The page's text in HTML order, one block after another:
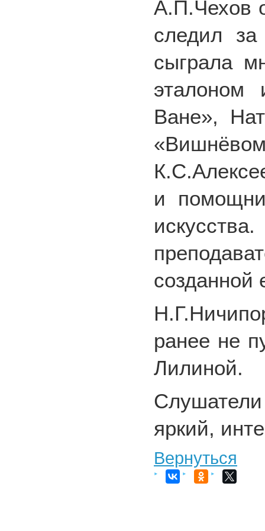
А.П.Чехов
следил
сыграла
Ване»,
и
ранее не
Лилиной.
яркий,
Вернуться